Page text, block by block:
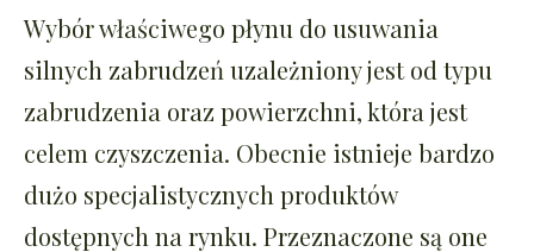
Wybór właściwego płynu do usuwania
silnych zabrudzeń uzależniony jest od typu
zabrudzenia oraz powierzchni, która jest
celem czyszczenia. Obecnie istnieje bardzo
dużo specjalistycznych produktów
dostępnych na rynku. Przeznaczone są one